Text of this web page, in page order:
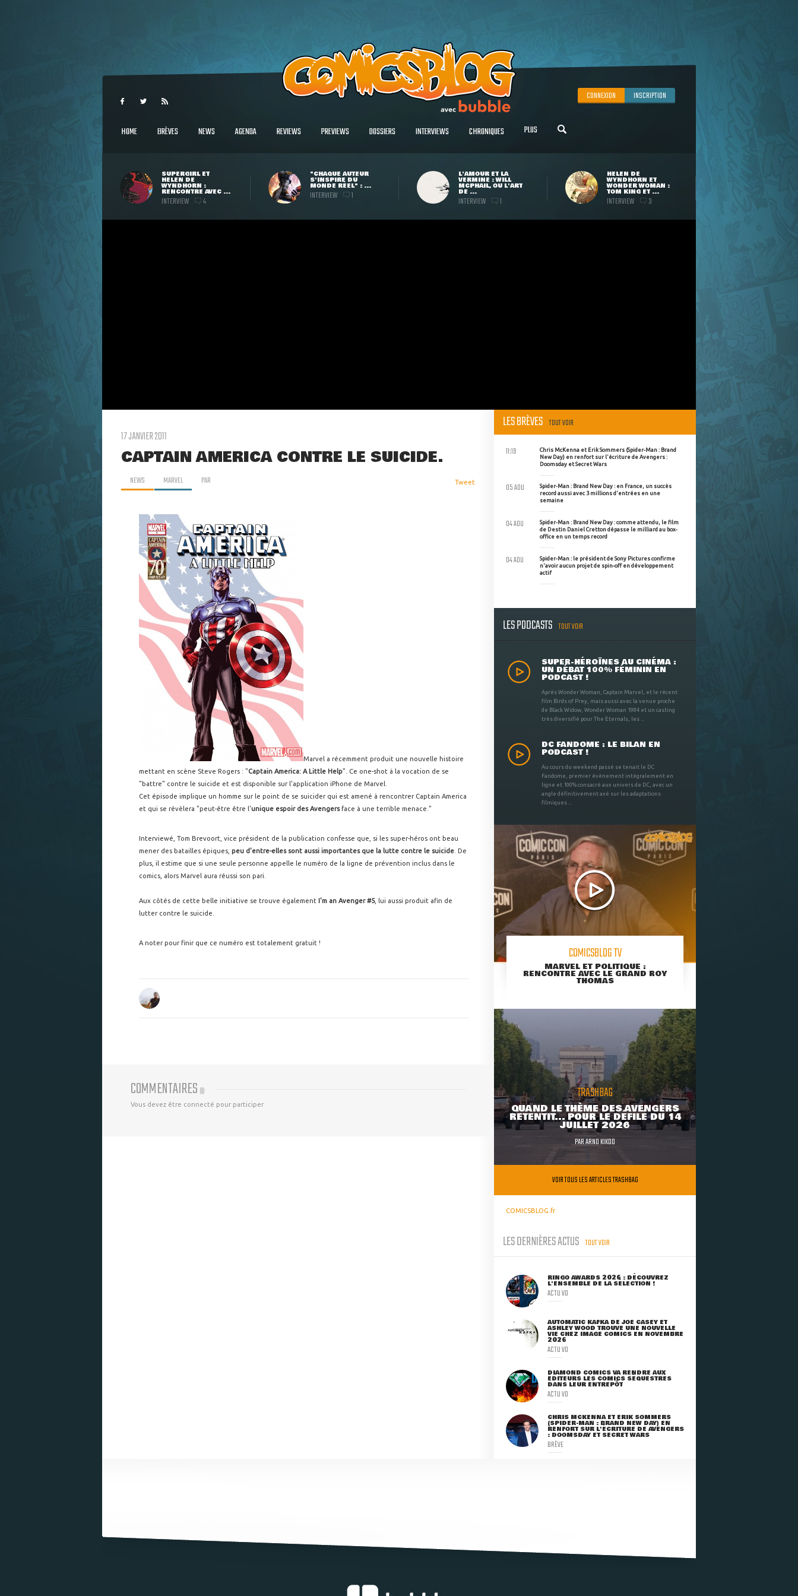
CONNEXION INSCRIPTION
HOME BRÈVES NEWS AGENDA REVIEWS PREVIEWS DOSSIERS INTERVIEWS CHRONIQUES PLUS
SUPERGIRL ET
HELEN DE
WYNDHORN :
RENCONTRE AVEC ...
INTERVIEW 4
"CHAQUE AUTEUR
S'INSPIRE DU
MONDE RÉEL" : ...
INTERVIEW 1
L'AMOUR ET LA
VERMINE : WILL
MCPHAIL, OU L'ART
DE ...
INTERVIEW 1
HELEN DE
WYNDHORN ET
WONDER WOMAN :
TOM KING ET ...
INTERVIEW 3
17 JANVIER 2011
CAPTAIN AMERICA CONTRE LE SUICIDE.
NEWS MARVEL PAR Tweet
Marvel a récemment produit une nouvelle histoire
mettant en scène Steve Rogers : "Captain America: A Little Help". Ce one-shot à la vocation de se
"battre" contre le suicide et est disponible sur l'application iPhone de Marvel.
Cet épisode implique un homme sur le point de se suicider qui est amené à rencontrer Captain America
et qui se révèlera "peut-être être l'unique espoir des Avengersface à une terrible menace."
Interviewé, Tom Brevoort, vice président de la publication confesse que, si les super-héros ont beau
mener des batailles épiques, peu d'entre-elles sont aussi importantes que la lutte contre le suicide . De
plus, il estime que si une seule personne appelle le numéro de la ligne de prévention inclus dans le
comics, alors Marvel aura réussi son pari.
Aux côtés de cette belle initiative se trouve également I'm an Avenger #5, lui aussi produit afin de
lutter contre le suicide.
A noter pour finir que ce numéro est totalement gratuit !
COMMENTAIRES (0)
Vous devez être connecté pour participer
LES BRÈVES TOUT VOIR
Chris McKenna et Erik Sommers (Spider-Man : Brand
New Day) en renfort sur l'écriture de Avengers :
Doomsday et Secret Wars
11:19
Spider-Man : Brand New Day : en France, un succès
record aussi avec 3 millions d'entrées en une
semaine
05 AOU
Spider-Man : Brand New Day : comme attendu, le film
de Destin Daniel Cretton dépasse le milliard au box-
office en un temps record
04 AOU
Spider-Man : le président de Sony Pictures confirme
n'avoir aucun projet de spin-off en développement
actif
04 AOU
LES PODCASTS TOUT VOIR
SUPER-HÉROÏNES AU CINÉMA :
UN DÉBAT 100% FÉMININ EN
PODCAST !
Après Wonder Woman, Captain Marvel, et le récent
film Birds of Prey, mais aussi avec la venue proche
de Black Widow, Wonder Woman 1984 et un casting
très diversifié pour The Eternals, les ...
DC FANDOME : LE BILAN EN
PODCAST !
Au cours du weekend passé se tenait le DC
Fandome, premier évènement intégralement en
ligne et 100% consacré aux univers de DC, avec un
angle définitivement axé sur les adaptations
filmiques ...
COMICSBLOG TV
MARVEL ET POLITIQUE :
RENCONTRE AVEC LE GRAND ROY
THOMAS
TRASHBAG
QUAND LE THÈME DES AVENGERS
RETENTIT... POUR LE DÉFILÉ DU 14
JUILLET 2026
PARARNO KIKOO
VOIR TOUS LES ARTICLES TRASHBAG
COMICSBLOG.fr
LES DERNIÈRES ACTUS TOUT VOIR
RINGO AWARDS 2026 : DÉCOUVREZ
L'ENSEMBLE DE LA SÉLECTION !
ACTU VO
AUTOMATIC KAFKA DE JOE CASEY ET
ASHLEY WOOD TROUVE UNE NOUVELLE
VIE CHEZ IMAGE COMICS EN NOVEMBRE
2026
ACTU VO
DIAMOND COMICS VA RENDRE AUX
ÉDITEURS LES COMICS SÉQUESTRÉS
DANS LEUR ENTREPÔT
ACTU VO
CHRIS MCKENNA ET ERIK SOMMERS
(SPIDER-MAN : BRAND NEW DAY) EN
RENFORT SUR L'ÉCRITURE DE AVENGERS
: DOOMSDAY ET SECRET WARS
BRÈVE